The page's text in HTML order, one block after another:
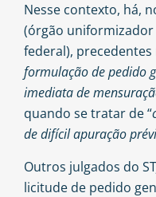
Nesse contexto, há,
(órgão
federal),
formulação de pedido
imediata de
quando se tratar de “
de difícil apuração
Outros julgados do
licitude de pedido